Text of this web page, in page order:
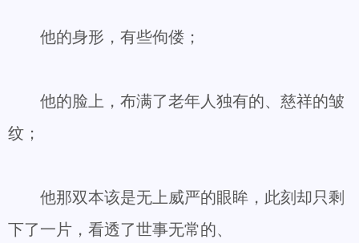
他的身形，有些佝偻；
他的脸上，布满了老年人独有的、慈祥的皱
纹；
他那双本该是无上威严的眼眸，此刻却只剩
下了一片，看透了世事无常的、